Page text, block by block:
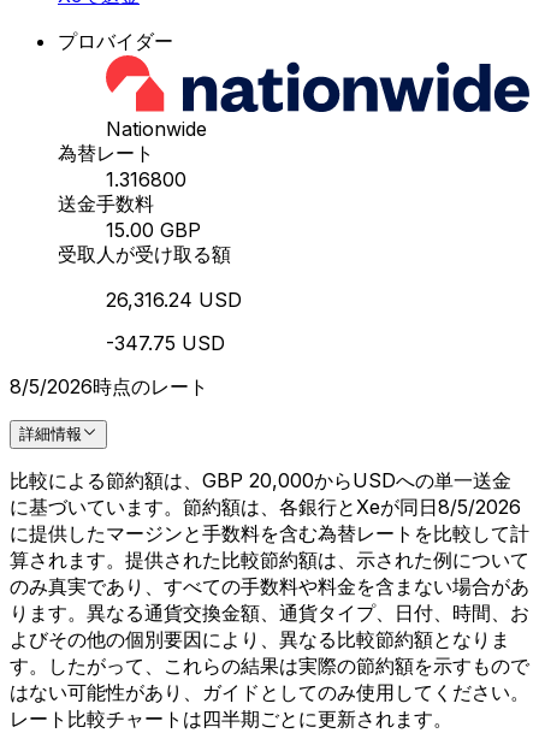
プロバイダー
Nationwide
為替レート
1.316800
送金手数料
15.00 GBP
受取人が受け取る額
26,316.24 USD
-347.75 USD
8/5/2026時点のレート
詳細情報
比較による節約額は、GBP 20,000からUSDへの単一送金
に基づいています。節約額は、各銀行とXeが同日8/5/2026
に提供したマージンと手数料を含む為替レートを比較して計
算されます。提供された比較節約額は、示された例について
のみ真実であり、すべての手数料や料金を含まない場合があ
ります。異なる通貨交換金額、通貨タイプ、日付、時間、お
よびその他の個別要因により、異なる比較節約額となりま
す。したがって、これらの結果は実際の節約額を示すもので
はない可能性があり、ガイドとしてのみ使用してください。
レート比較チャートは四半期ごとに更新されます。